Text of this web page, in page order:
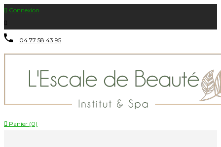
 Connexion

04 77 58 43 95
 Panier (0)